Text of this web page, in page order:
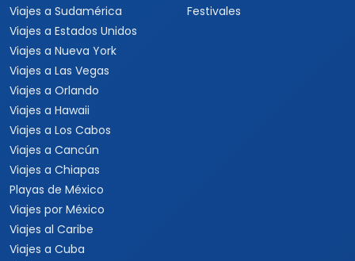
Viajes a Sudamérica
Viajes a Estados Unidos
Viajes a Nueva York
Viajes a Las Vegas
Viajes a Orlando
Viajes a Hawaii
Viajes a Los Cabos
Viajes a Cancún
Viajes a Chiapas
Playas de México
Viajes por México
Viajes al Caribe
Viajes a Cuba
Festivales